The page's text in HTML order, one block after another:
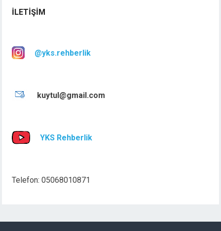
İLETIŞIM
@yks.rehberlik
kuytul@gmail.com
YKS Rehberlik
Telefon: 05068010871